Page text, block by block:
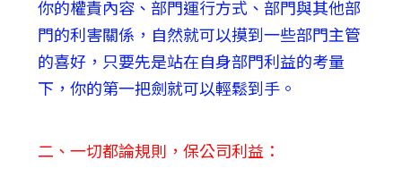
你的權責內容、部門運行方式、部門與其他部
門的利害關係，自然就可以摸到一些部門主管
的喜好，只要先是站在自身部門利益的考量
下，你的第一把劍就可以輕鬆到手。
二、一切都論規則，保公司利益：